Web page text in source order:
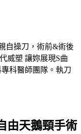
自操刀，術前&術後
威塑 讓妳展現S曲
科醫師團隊。執刀
由天鵝頸手術